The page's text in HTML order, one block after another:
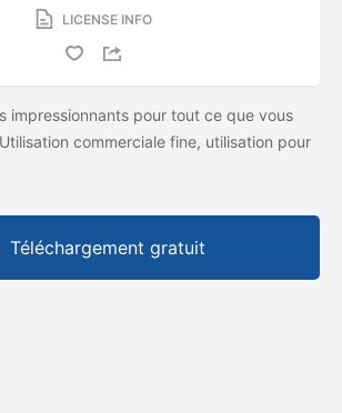
LICENSE INFO
impressionnants pour tout ce que vous
commerciale fine, utilisation pour
Téléchargement gratuit